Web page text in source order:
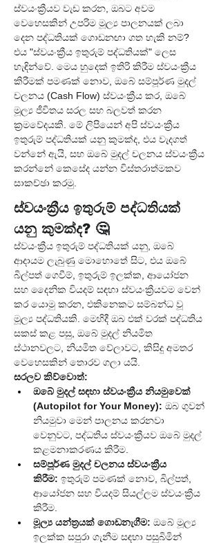
ස්වයංක්‍රීයව වැඩ කරන, ඔබට අවම
වෙහෙසකින් උපරිම මූල්‍ය පාලනයක් ලබා
දෙන පද්ධතියක් ගොඩනඟා ගත හැකි නම්?
එය "ස්වයංක්‍රීය ඉතුරුම් පද්ධතියක්" ලෙස
හැඳින්වේ. මෙය හුදෙක් ඉතිරි කිරීම ස්වයංක්‍රීය
කිරීමක් පමණක් නොව, ඔබේ සම්පූර්ණ මුදල්
චලනය (Cash Flow) ස්වයංක්‍රීය කර, ඔබේ
මූල්‍ය ජීවිතය සරල සහ බලවත් කරන
ක්‍රමවේදයකි. මේ ලිපියෙන් අපි ස්වයංක්‍රීය
ඉතුරුම් පද්ධතියක් යනු කුමක්ද, එය වැදගත්
වන්නේ ඇයි, සහ ඔබේ මුදල් චලනය ස්වයංක්‍රීය
කරන්නේ කෙසේද යන්න විස්තරාත්මකව
සාකච්ඡා කරමු.
ස්වයංක්‍රීය ඉතුරුම් පද්ධතියක්
යනු කුමක්ද? 🤔
ස්වයංක්‍රීය ඉතුරුම් පද්ධතියක් යනු, ඔබේ
ආදායම ලැබුණු මොහොතේ සිට, එය ඔබේ
බිල්පත් ගෙවීම්, ඉතුරුම් ඉලක්ක, ආයෝජන
සහ දෛනික වියදම් සඳහා ස්වයංක්‍රීයවම වෙන්
කර යොමු කරන, එකිනෙකට සම්බන්ධ වූ
මූල්‍ය පද්ධතියකි. මෙහිදී ඔබ එක් වරක් පද්ධතිය
සකස් කළ පසු, ඔබේ මුදල් නියමිත
ස්ථානවලට, නියමිත වේලාවට, කිසිදු අමතර
වෙහෙසකින් තොරව ගලා යයි.
සරලව කිව්වොත්:
ඔබේ මුදල් සඳහා ස්වයංක්‍රීය නියමුවෙක්
(Autopilot for Your Money): ඔබ ගුවන්
නියමුවා මෙන් පාලනය කරනවා
වෙනුවට, පද්ධතිය ස්වයංක්‍රීයව ඔබේ මුදල්
කළමනාකරණය කිරීම.
සම්පූර්ණ මුදල් චලනය ස්වයංක්‍රීය
කිරීම: ඉතුරුම් පමණක් නොව, බිල්පත්,
ආයෝජන සහ වියදම් සියල්ලම ස්වයංක්‍රීය
කිරීම.
මූල්‍ය යන්ත්‍රයක් ගොඩනැගීම: ඔබේ මූල්‍ය
ඉලක්ක සපුරා ගැනීම සඳහා පසුබිමින්